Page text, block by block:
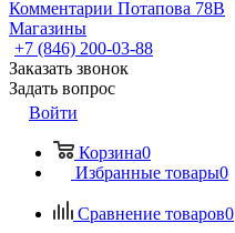
Комментарии Потапова 78В
Магазины
+7 (846) 200-03-88
Заказать звонок
Задать вопрос
Войти
Корзина0
Избранные товары0
Сравнение товаров0